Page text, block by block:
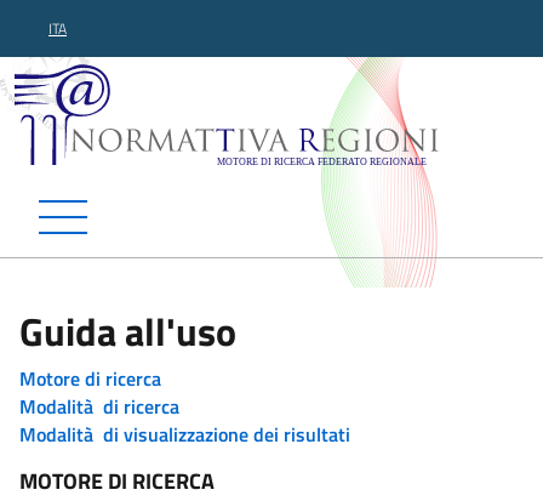
ITA
Normattiva Regioni -
Guida all'uso
Motore di ricerca
Modalità di ricerca
Modalità di visualizzazione dei risultati
MOTORE DI RICERCA